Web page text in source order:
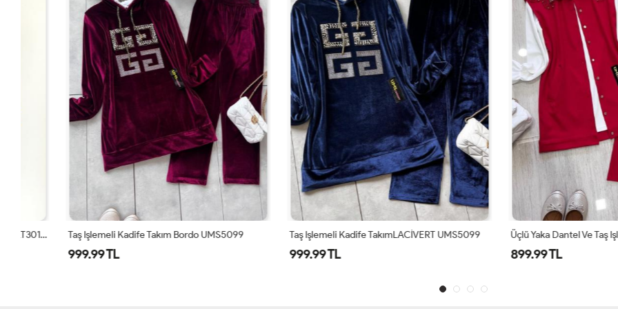
Taş Işlemeli Kadife Takım Bordo UMS5099
999.99 TL
Taş Işlemeli Kadife TakımLACİVERT UMS5099
999.99 TL 899.99 TL